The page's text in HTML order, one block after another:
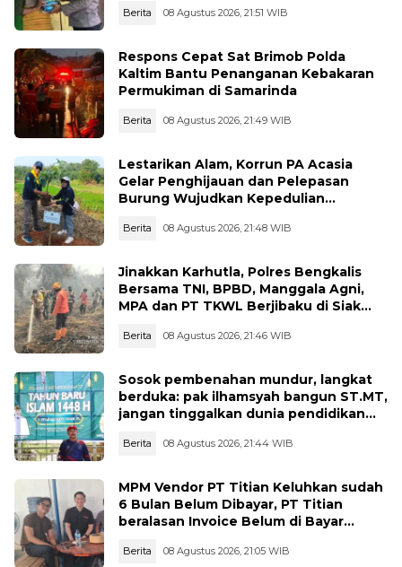
Berita 08 Agustus 2026, 21:51 WIB
Respons Cepat Sat Brimob Polda
Kaltim Bantu Penanganan Kebakaran
Permukiman di Samarinda
Berita 08 Agustus 2026, 21:49 WIB
Lestarikan Alam, Korrun PA Acasia
Gelar Penghijauan dan Pelepasan
Burung Wujudkan Kepedulian
Berita 08 Agustus 2026, 21:48 WIB
Jinakkan Karhutla, Polres Bengkalis
Bersama TNI, BPBD, Manggala Agni,
MPA dan PT TKWL Berjibaku di Siak
Berita 08 Agustus 2026, 21:46 WIB
Sosok pembenahan mundur, langkat
berduka: pak ilhamsyah bangun ST.MT,
jangan tinggalkan dunia pendidikan
Berita 08 Agustus 2026, 21:44 WIB
MPM Vendor PT Titian Keluhkan sudah
6 Bulan Belum Dibayar, PT Titian
beralasan Invoice Belum di Bayar
Berita 08 Agustus 2026, 21:05 WIB